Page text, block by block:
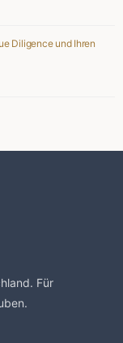
Diligence und Ihren
Für